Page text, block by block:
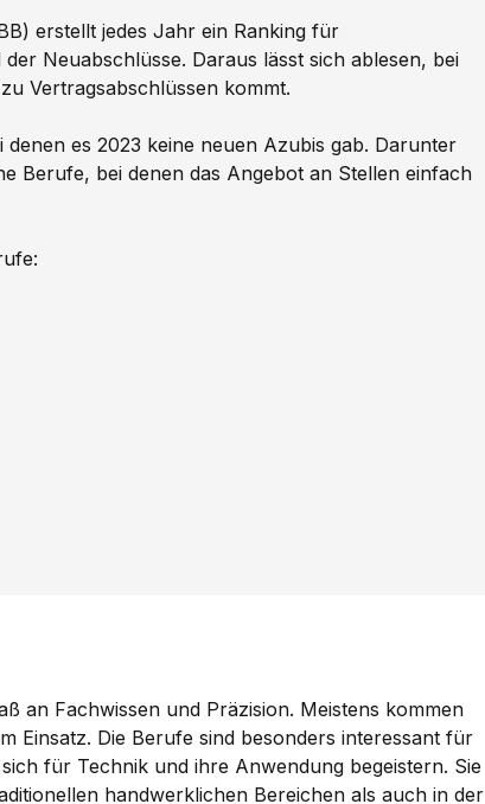
erstellt jedes Jahr ein Ranking für
Neuabschlüsse. Daraus lässt sich ablesen, bei
Vertragsabschlüssen kommt.
es 2023 keine neuen Azubis gab. Darunter
Berufe, bei denen das Angebot an Stellen einfach
an Fachwissen und Präzision. Meistens kommen
Einsatz. Die Berufe sind besonders interessant für
für Technik und ihre Anwendung begeistern. Sie
handwerklichen Bereichen als auch in der